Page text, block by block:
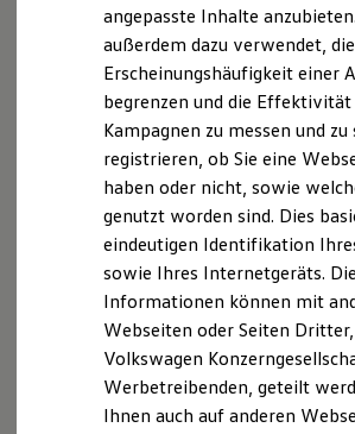
XTL-Dieselkraftstoff
Ersatzteile und
Original Zubehör und Lifestyle
myVolkswagen
myVolkswagen Business
Elektrisch & Autonom
Elektro - & Hybridfahrzeuge
Unser Ansatz
Klimafreundlicher Strom
Reichweite & Ladelösungen
Reichweitensimulator
Ladezeitensimulator
Ladelösungen für
Ladelösungen für
Wallbox und Ladekabel
Förderung & Kosten der
Fördermöglichkeiten für
Fördermöglichkeiten für
Nutzungsbedingungen
Datenschutzerklärungen
Cookie-Richtlinie
Lizenzhinweise Dritter
Angaben zum Digital Service Act (DSA)
Produktsicherheitsinformationen
Rückrufe
Händlersuche
Newsletter
VERTRAG WIDERRUFEN
Disclaimer von Volkswagen AG
Die in dieser Darstellung gezeigten
Ausstattungen können in einzelnen
deutschen Lieferprogramm
angepasste Inhalte
außerdem dazu verwendet, die
Erscheinungshäufigkeit einer
begrenzen und die
Kampagnen zu messen und zu
registrieren, ob Sie eine
haben oder nicht, sowie
genutzt worden sind. Dies
eindeutigen Identifikation
sowie Ihres Internetgeräts. Die
Informationen können mit
Webseiten oder Seiten
Volkswagen
Werbetreibenden, geteilt
Ihnen auch auf anderen